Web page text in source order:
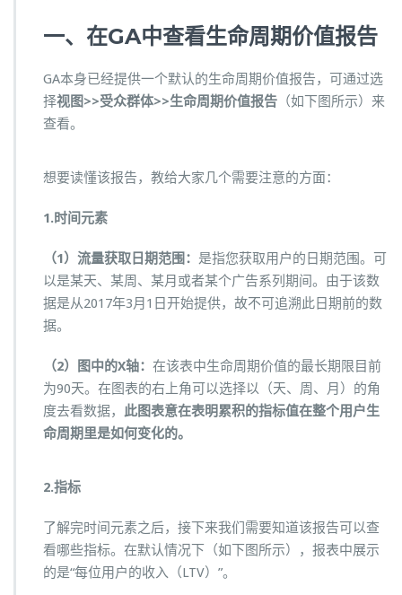
一、在GA中查看生命周期价值报告
GA本身已经提供一个默认的生命周期价值报告，可通过选
择视图>>受众群体>>生命周期价值报告 （如下图所示）来
查看。
想要读懂该报告，教给大家几个需要注意的方面：
1.时间元素
（1）流量获取日期范围： 是指您获取用户的日期范围。可
以是某天、某周、某月或者某个广告系列期间。由于该数
据是从2017年3月1日开始提供，故不可追溯此日期前的数
据。
（2）图中的X轴： 在该表中生命周期价值的最长期限目前
为90天。在图表的右上角可以选择以（天、周、月）的角
度去看数据， 此图表意在表明累积的指标值在整个用户生
命周期里是如何变化的。
2.指标
了解完时间元素之后，接下来我们需要知道该报告可以查
看哪些指标。在默认情况下（如下图所示），报表中展示
的是“每位用户的收入（LTV）”。